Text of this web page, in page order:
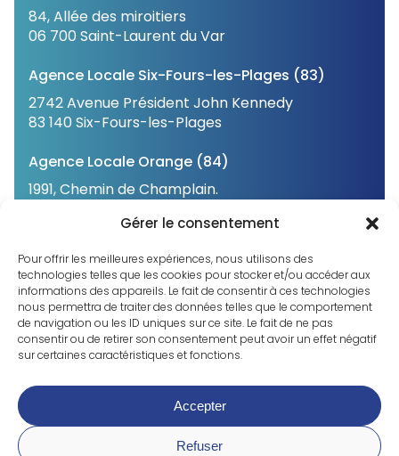
Gérer le consentement
Pour offrir les meilleures expériences, nous utilisons des
technologies telles que les cookies pour stocker et/ou accéder aux
informations des appareils. Le fait de consentir à ces technologies
nous permettra de traiter des données telles que le comportement
de navigation ou les ID uniques sur ce site. Le fait de ne pas
consentir ou de retirer son consentement peut avoir un effet négatif
sur certaines caractéristiques et fonctions.
Accepter
Refuser
84, Allée des miroitiers
06 700 Saint-Laurent du Var
Agence Locale Six-Fours-les-Plages (83)
2742 Avenue Président John Kennedy
83 140 Six-Fours-les-Plages
Agence Locale Orange (84)
1991, Chemin de Champlain.
31 Avenue de Bure
05 000 Châteauvieux
Mentions légales